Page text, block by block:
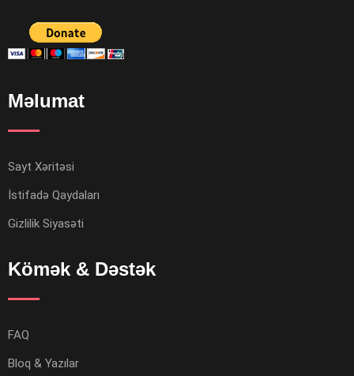
Məlumat
Sayt Xəritəsi
İstifadə Qaydaları
Gizlilik Siyasəti
Kömək & Dəstək
FAQ
Bloq & Yazılar